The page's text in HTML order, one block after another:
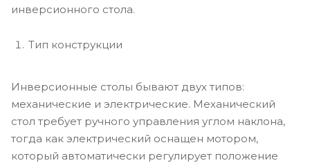
инверсионного стола.
Тип конструкции
Инверсионные столы бывают двух типов:
механические и электрические. Механический
стол требует ручного управления углом наклона,
тогда как электрический оснащен мотором,
который автоматически регулирует положение